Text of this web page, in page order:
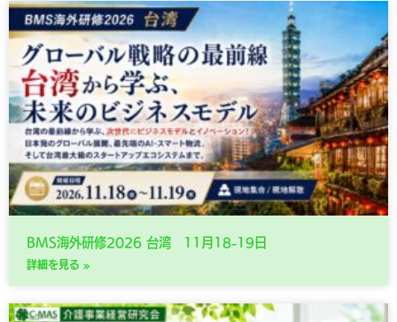
BMS海外研修2026 台湾 11月18-19日
詳細を見る »